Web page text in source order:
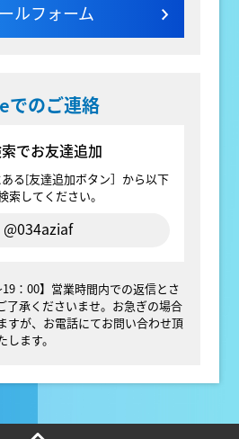
ルフォーム
でのご連絡
でお友達追加
る[友達追加ボタン］から以下
索してください。
@034aziaf
19：00】営業時間内での返信とさ
了承くださいませ。お急ぎの場合
すが、お電話にてお問い合わせ頂
ます。